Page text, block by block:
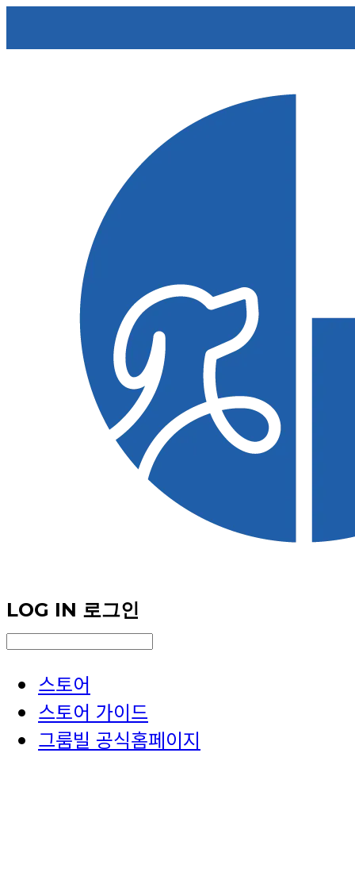
LOG IN 로그인
스토어
스토어 가이드
그룸빌 공식홈페이지